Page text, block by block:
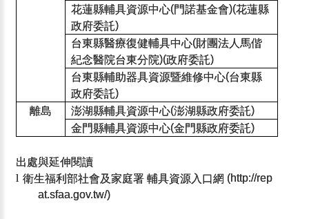
花蓮縣輔具資源中心(門諾基金會)(花蓮縣
政府委託)
台東縣醫療復健輔具中心(財團法人馬偕
紀念醫院台東分院)(政府委託)
台東縣輔助器具資源暨維修中心(台東縣
政府委託)
離島 澎湖縣輔具資源中心(澎湖縣政府委託)
金門縣輔具資源中心(金門縣政府委託)
出處與延伸閱讀
l 衛生福利部社會及家庭署 輔具資源入口網 (http://rep
at.sfaa.gov.tw/)